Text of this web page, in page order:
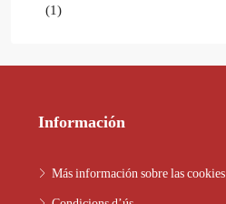
(1)
Información
Más información sobre las cookies